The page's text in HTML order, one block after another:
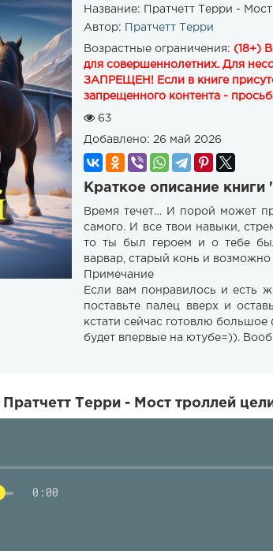
Название:
Пратчетт Терри -
Автор:
Пратчетт Терри
Возрастные ограничения: (18+)
для совершеннолетних. Для
ЗАПРЕЩЕН! Если в книге
запрещенного контента -
63
Добавлено: 26 май 2026
Краткое описание
Время течет… И порой может
самого. И все твои навыки,
то ты был героем и о тебе
варвар, старый конь и
Примечание
Если вам понравилось и есть
поставьте палец вверх и
кстати сейчас готовлю
будет впервые на ютубе=)).
Терри - Мост троллей
0:00